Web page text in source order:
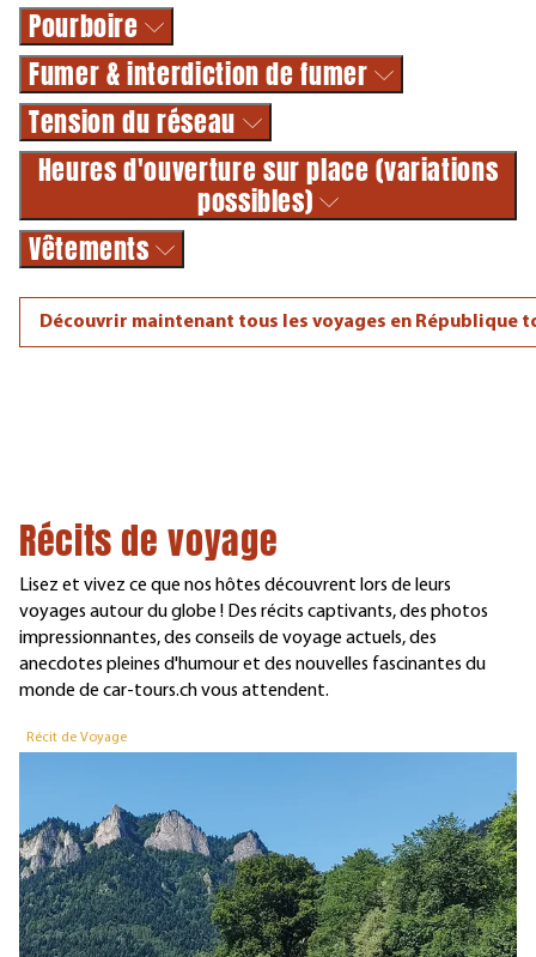
Pourboire
Fumer & interdiction de fumer
Tension du réseau
Heures d'ouverture sur place (variations
possibles)
Vêtements
Découvrir maintenant tous les voyages en République
Récits de voyage
Lisez et vivez ce que nos hôtes découvrent lors de leurs
voyages autour du globe ! Des récits captivants, des photos
impressionnantes, des conseils de voyage actuels, des
anecdotes pleines d'humour et des nouvelles fascinantes du
monde de car-tours.ch vous attendent.
Récit de Voyage